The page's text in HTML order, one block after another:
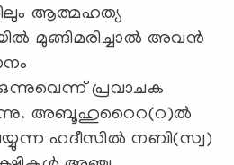
ആത്മഹത്യ
മുങ്ങിമരിച്ചാൽ അവൻ
പ്രവാചക
അബൂഹുറൈറ(റ)ൽ
ഹദീസിൽ നബി(സ്വ)